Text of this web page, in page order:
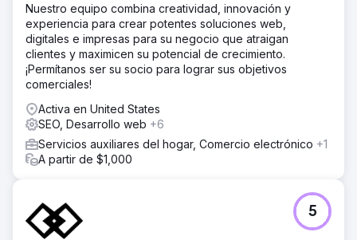
Nuestro equipo combina creatividad, innovación y
experiencia para crear potentes soluciones web,
digitales e impresas para su negocio que atraigan
clientes y maximicen su potencial de crecimiento.
¡Permítanos ser su socio para lograr sus objetivos
comerciales!
Activa en United States
SEO, Desarrollo web +6
Servicios auxiliares del hogar, Comercio electrónico +1
A partir de $1,000
5